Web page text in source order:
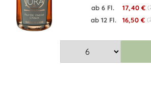
ab 6 Fl. 17,40 €
ab 12 Fl. 16,50 €